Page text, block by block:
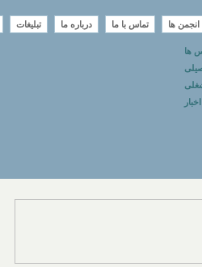
انجمن ها تماس با ما درباره ما تبلیغات